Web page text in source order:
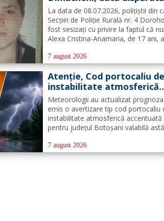
după ce a plecat voluntar
acasă și nu a mai revenit
La data de 08.07.2026, polițiștii din
Secției de Poliție Rurală nr. 4
fost sesizați cu privire la faptul că
Alexa Cristina-Anamaria, de 17 ani, a
din satul și comuna Dimăcheni,
Botoșani. Semnalmentele numitei
7 august 2026
Atenție, Cod portocaliu de
instabilitate atmosferică
pentru județul Botoșani!
Meteorologii au actualizat
emis o avertizare tip cod portocaliu
instabilitate atmosferică accentuată
pentru județul Botoșani valabilă
manifesta prin intensificări ale
vijelii puternice (rafale de 70...90
7 august 2026